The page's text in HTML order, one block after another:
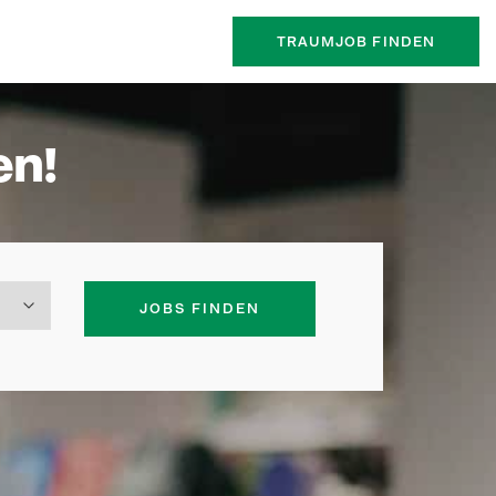
TRAUMJOB FINDEN
JOBS FINDEN